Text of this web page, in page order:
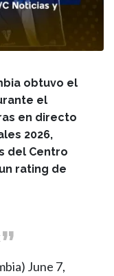
obtuvo el
el
en directo
2026,
del Centro
rating de
June 7,